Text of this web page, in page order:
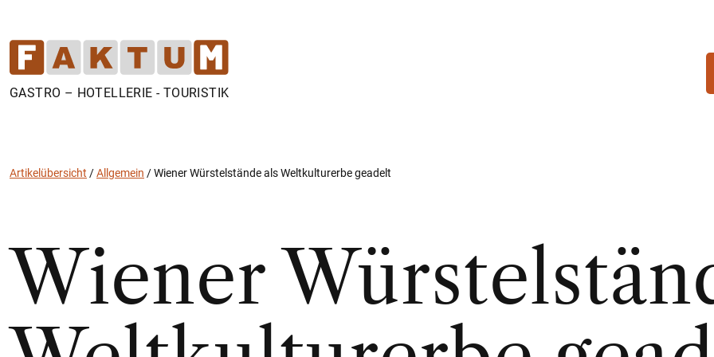
GASTRO – HOTELLERIE - TOURISTIK
Artikelübersicht /Allgemein /Wiener Würstelstände als Weltkulturerbe geadelt
Wiener